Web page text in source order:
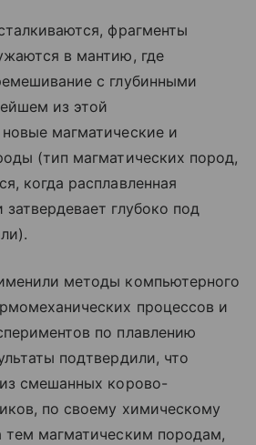
фрагменты
в мантию, где
с глубинными
из этой
магматические и
(тип магматических пород,
когда расплавленная
глубоко под
методы компьютерного
процессов и
по плавлению
подтвердили, что
смешанных корово-
по своему химическому
тем магматическим породам,